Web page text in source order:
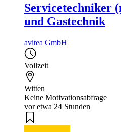
Servicetechniker
und Gastechnik
avitea GmbH
Vollzeit
Witten
Keine Motivationsabfrage
vor etwa 24 Stunden